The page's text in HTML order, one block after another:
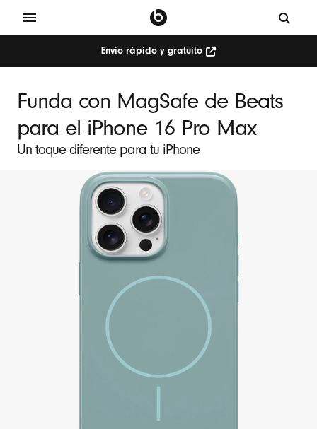
Envío rápido y gratuito
Funda con MagSafe de Beats
para el iPhone 16 Pro Max
Un toque diferente para tu iPhone